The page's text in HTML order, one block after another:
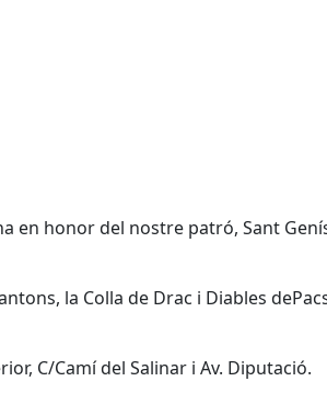
en honor del nostre patró, Sant
la Colla de Drac i Diables
C/Camí del Salinar i Av. Diputació.